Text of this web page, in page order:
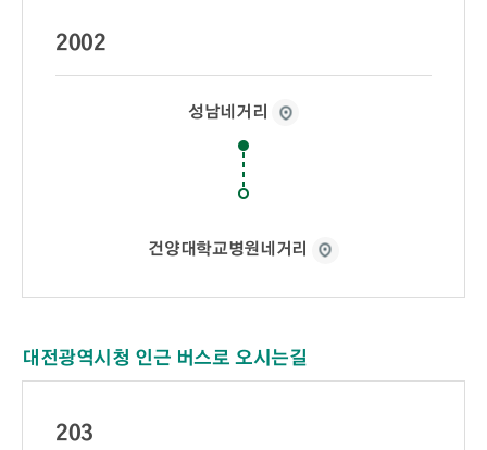
2002
성남네거리
건양대학교병원네거리
대전광역시청 인근 버스로 오시는길
203